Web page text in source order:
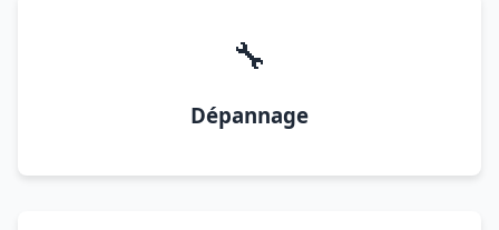
🔧
Dépannage